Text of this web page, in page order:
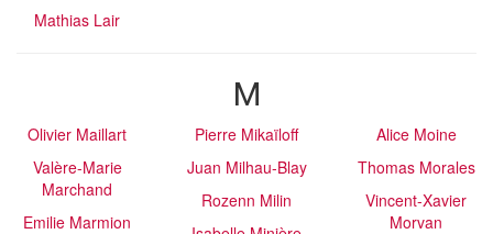
Mathias Lair
M
Olivier Maillart
Valère-Marie
Marchand
Emilie Marmion
Pierre Mikaïloff
Juan Milhau-Blay
Rozenn Milin
Alice Moine
Thomas Morales
Vincent-Xavier
Morvan